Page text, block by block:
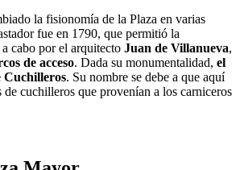
la fisionomía de la Plaza en varias
fue en 1790, que permitió la
cabo por el arquitecto Juan de Villanueva,
de acceso. Dada su monumentalidad, el
Cuchilleros. Su nombre se debe a que aquí
de cuchilleros que provenían a los carniceros